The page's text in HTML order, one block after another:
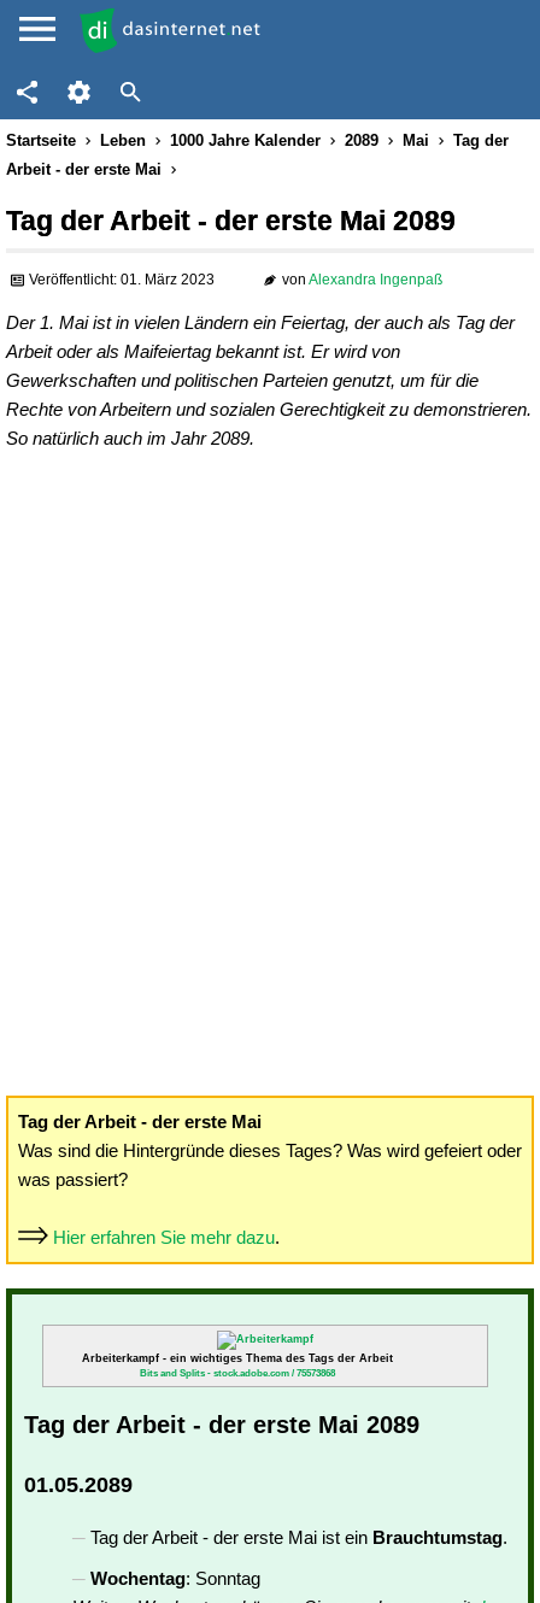
Startseite Leben 1000 Jahre Kalender 2089 Mai
Tag der
Arbeit - der erste Mai
Tag der Arbeit - der erste Mai 2089
Veröffentlicht: 01. März 2023 von Alexandra Ingenpaß
Der 1. Mai ist in vielen Ländern ein Feiertag, der auch als Tag der
Arbeit oder als Maifeiertag bekannt ist. Er wird von
Gewerkschaften und politischen Parteien genutzt, um für die
Rechte von Arbeitern und sozialen Gerechtigkeit zu demonstrieren.
So natürlich auch im Jahr 2089.
Tag der Arbeit - der erste Mai
Was sind die Hintergründe dieses Tages? Was wird gefeiert oder
was passiert?
Hier erfahren Sie mehr dazu.
Arbeiterkampf - ein wichtiges Thema des Tags der Arbeit
Bits and Splits - stock.adobe.com / 75573868
Tag der Arbeit - der erste Mai 2089
01.05.2089
Tag der Arbeit - der erste Mai ist ein Brauchtumstag.
Wochentag: Sonntag